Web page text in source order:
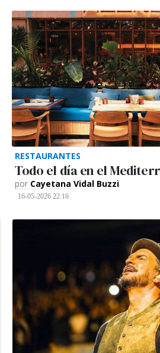
RESTAURANTES
Todo el día en el
por Cayetana Vidal Buzzi
16-05-2026 22:16